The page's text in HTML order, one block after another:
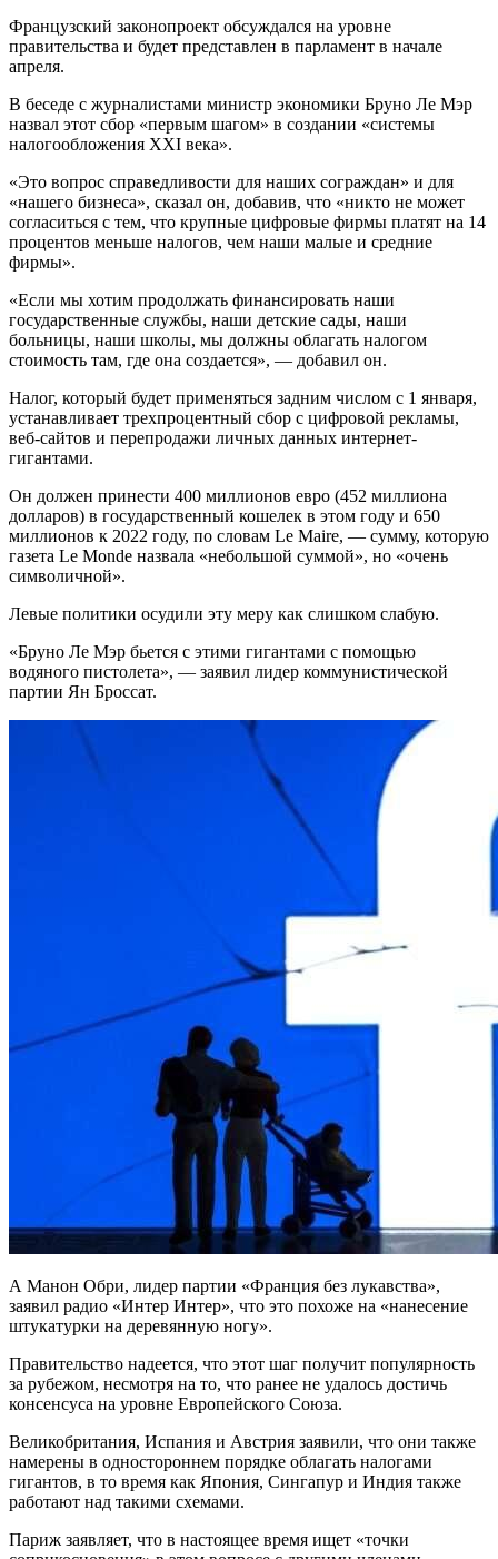
Французский законопроект обсуждался на уровне
правительства и будет представлен в парламент в начале
апреля.
В беседе с журналистами министр экономики Бруно Ле Мэр
назвал этот сбор «первым шагом» в создании «системы
налогообложения XXI века».
«Это вопрос справедливости для наших сограждан» и для
«нашего бизнеса», сказал он, добавив, что «никто не может
согласиться с тем, что крупные цифровые фирмы платят на 14
процентов меньше налогов, чем наши малые и средние
фирмы».
«Если мы хотим продолжать финансировать наши
государственные службы, наши детские сады, наши
больницы, наши школы, мы должны облагать налогом
стоимость там, где она создается», — добавил он.
Налог, который будет применяться задним числом с 1 января,
устанавливает трехпроцентный сбор с цифровой рекламы,
веб-сайтов и перепродажи личных данных интернет-
гигантами.
Он должен принести 400 миллионов евро (452 ​​миллиона
долларов) в государственный кошелек в этом году и 650
миллионов к 2022 году, по словам Le Maire, — сумму, которую
газета Le Monde назвала «небольшой суммой», но «очень
символичной».
Левые политики осудили эту меру как слишком слабую.
«Бруно Ле Мэр бьется с этими гигантами с помощью
водяного пистолета», — заявил лидер коммунистической
партии Ян Броссат.
А Манон Обри, лидер партии «Франция без лукавства»,
заявил радио «Интер Интер», что это похоже на «нанесение
штукатурки на деревянную ногу».
Правительство надеется, что этот шаг получит популярность
за рубежом, несмотря на то, что ранее не удалось достичь
консенсуса на уровне Европейского Союза.
Великобритания, Испания и Австрия заявили, что они также
намерены в одностороннем порядке облагать налогами
гигантов, в то время как Япония, Сингапур и Индия также
работают над такими схемами.
Париж заявляет, что в настоящее время ищет «точки